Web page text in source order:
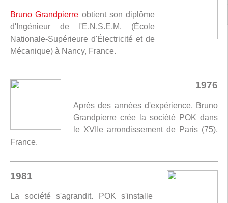
Bruno Grandpierre obtient son diplôme
d'Ingénieur de l'E.N.S.E.M. (École
Nationale-Supérieure d'Électricité et de
Mécanique) à Nancy, France.
1976
Après des années d'expérience, Bruno
Grandpierre crée la société POK dans
le XVIIe arrondissement de Paris (75),
France.
1981
La société s'agrandit. POK s'installe